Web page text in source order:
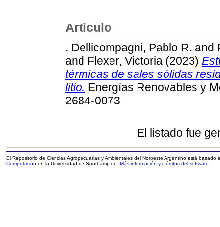
Articulo
. Dellicompagni, Pablo R. and
and Flexer, Victoria (2023)
térmicas de sales sólidas
litio. Energías Renovables y
2684-0073
El listado fue
El Repositorio de Ciencias Agropecuarias y Ambientales del Noroeste Argentino está basado
Computación en la Universidad de Southampton. Más información y créditos del software